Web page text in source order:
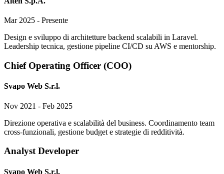
Mar 2025 - Presente
Design e sviluppo di architetture backend scalabili in Laravel.
Leadership tecnica, gestione pipeline CI/CD su AWS e mentorship.
Chief Operating Officer (COO)
Svapo Web S.r.l.
Nov 2021 - Feb 2025
Direzione operativa e scalabilità del business. Coordinamento team
cross-funzionali, gestione budget e strategie di redditività.
Analyst Developer
Svapo Web S.r.l.